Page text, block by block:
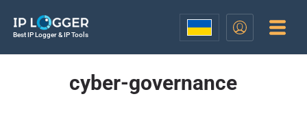
Best IP Logger & IP Tools
cyber-governance